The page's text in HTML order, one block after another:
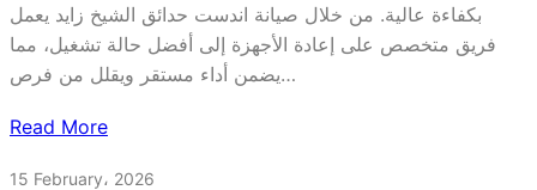
بكفاءة عالية. من خلال صيانة اندست حدائق الشيخ زايد يعمل
فريق متخصص على إعادة الأجهزة إلى أفضل حالة تشغيل، مما
يضمن أداء مستقر ويقلل من فرص…
Read More
15 February، 2026